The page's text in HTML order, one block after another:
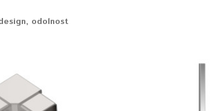
, odolnost